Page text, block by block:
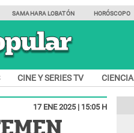
SAMAHARA LOBATÓN HORÓSCOPO
CINE Y SERIES TV CIENCIA
17 ENE 2025 | 15:05 H